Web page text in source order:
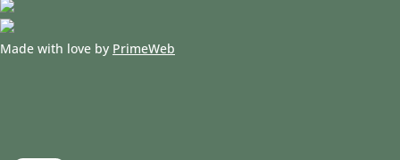
Made with love by PrimeWeb